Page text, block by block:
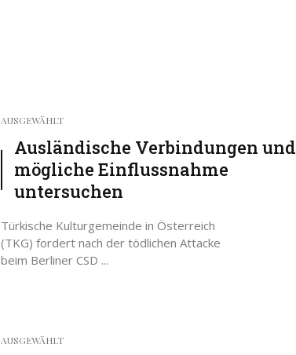
AUSGEWÄHLT
Ausländische Verbindungen und
mögliche Einflussnahme
untersuchen
Türkische Kulturgemeinde in Österreich
(TKG) fordert nach der tödlichen Attacke
beim Berliner CSD ...
AUSGEWÄHLT